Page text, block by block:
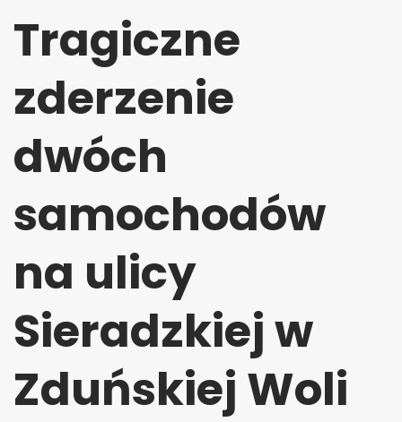
Tragiczne
zderzenie
dwóch
samochodów
na ulicy
Sieradzkiej w
Zduńskiej Woli